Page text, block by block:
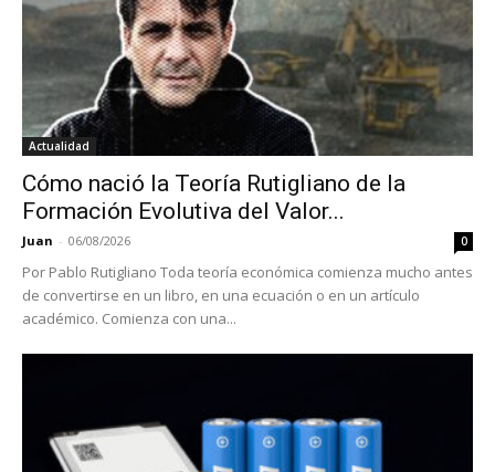
Actualidad
Cómo nació la Teoría Rutigliano de la
Formación Evolutiva del Valor...
Juan - 06/08/2026 0
Por Pablo Rutigliano Toda teoría económica comienza mucho antes
de convertirse en un libro, en una ecuación o en un artículo
académico. Comienza con una...